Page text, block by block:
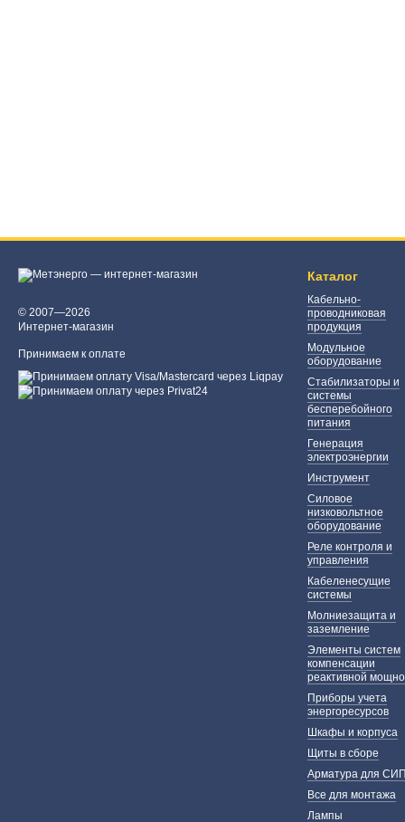
© 2007—2026
Интернет-магазин
Принимаем к оплате
Каталог
Кабельно-
проводниковая
продукция
Модульное
оборудование
Стабилизаторы и
системы
бесперебойного
питания
Генерация
электроэнергии
Инструмент
Силовое
низковольтное
оборудование
Реле контроля и
управления
Кабеленесущие
системы
Молниезащита и
заземление
Элементы систем
компенсации
реактивной
Приборы учета
энергоресурсов
Шкафы и корпуса
Щиты в сборе
Арматура для
Все для монтажа
Лампы